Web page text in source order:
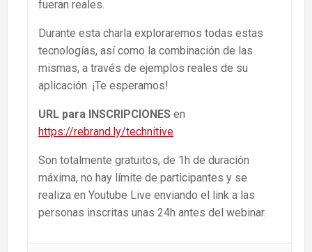
fueran reales.
Durante esta charla exploraremos todas estas
tecnologías, así como la combinación de las
mismas, a través de ejemplos reales de su
aplicación. ¡Te esperamos!
URL para INSCRIPCIONES en
https://rebrand.ly/technitive
Son totalmente gratuitos, de 1h de duración
máxima, no hay límite de participantes y se
realiza en Youtube Live enviando el link a las
personas inscritas unas 24h antes del webinar.